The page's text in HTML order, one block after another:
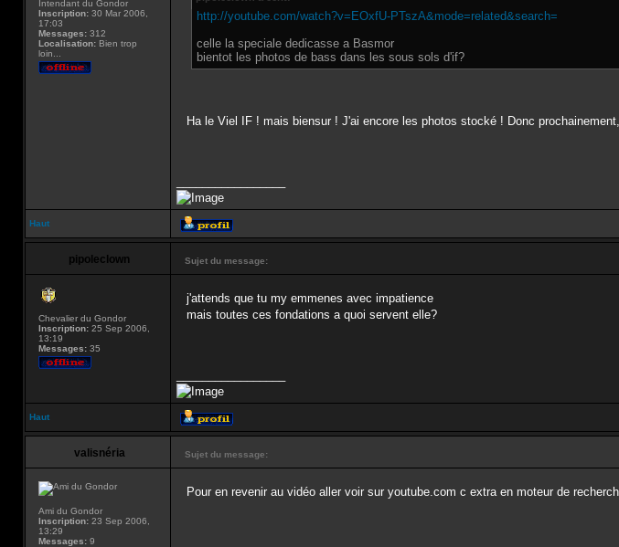
Intendant du Gondor
Inscription: 30 Mar 2006,
17:03
Messages: 312
Localisation: Bien trop
loin...
http://youtube.com/watch?v=EOxfU-PTszA&mode=related&search=
celle la speciale dedicasse a Basmor
bientot les photos de bass dans les sous sols d'if?
Ha le Viel IF ! mais biensur ! J'ai encore les photos stocké ! Donc
Haut
pipoleclown Sujet du message:
Chevalier du Gondor
Inscription: 25 Sep 2006,
13:19
Messages: 35
j'attends que tu my emmenes avec impatience
mais toutes ces fondations a quoi servent elle?
Haut
valisnéria Sujet du message:
Ami du Gondor
Inscription: 23 Sep 2006,
13:29
Messages: 9
Pour en revenir au vidéo aller voir sur youtube.com c extra en moteur de